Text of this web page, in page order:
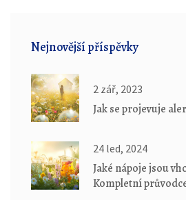
Nejnovější příspěvky
2 zář, 2023
Jak se projevuje
24 led, 2024
Jaké nápoje jsou
Kompletní